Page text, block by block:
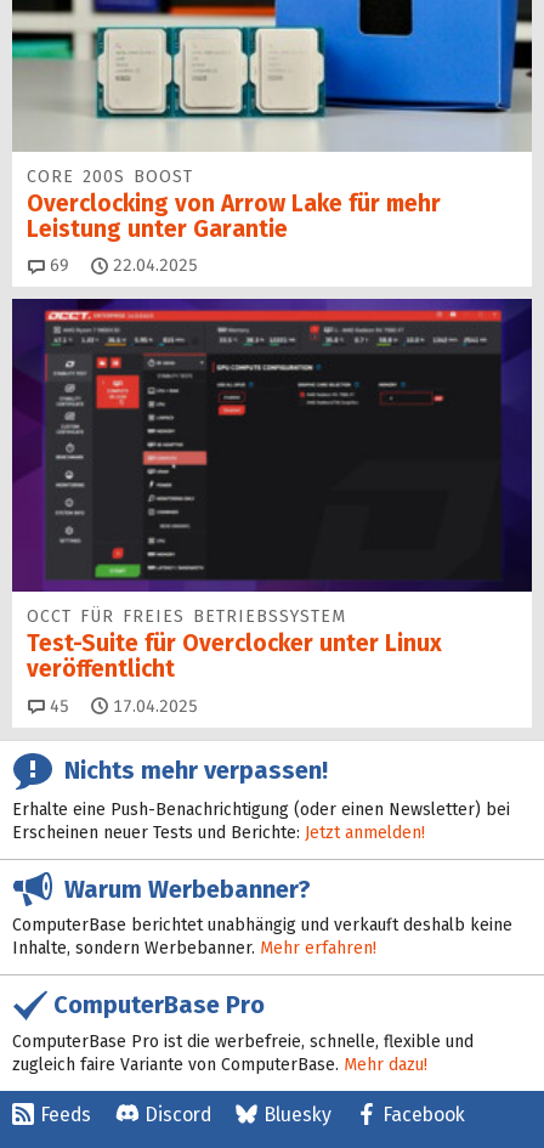
CORE 200S BOOST
Overclocking von Arrow Lake für mehr
Leistung unter Garantie
69 Kommentare
22.04.2025
OCCT FÜR FREIES BETRIEBSSYSTEM
Test-Suite für Overclocker unter Linux
veröffentlicht
45 Kommentare
17.04.2025
Nichts mehr verpassen!
Erhalte eine Push-Benachrichtigung (oder einen Newsletter) bei
Erscheinen neuer Tests und Berichte: Jetzt anmelden!
Warum Werbebanner?
ComputerBase berichtet unabhängig und verkauft deshalb keine
Inhalte, sondern Werbebanner. Mehr erfahren!
ComputerBase Pro
ComputerBase Pro ist die werbefreie, schnelle, flexible und
zugleich faire Variante von ComputerBase. Mehr dazu!
Feeds Discord Bluesky
Facebook